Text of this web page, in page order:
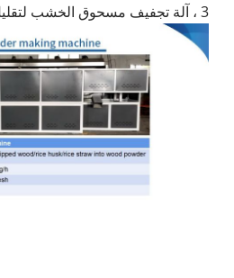
3 ، آلة تجفيف مسحوق الخشب لتقليل الرطوبة.